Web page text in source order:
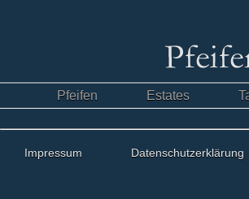
Pfeifen Estates
Impressum Datenschutzerklärung